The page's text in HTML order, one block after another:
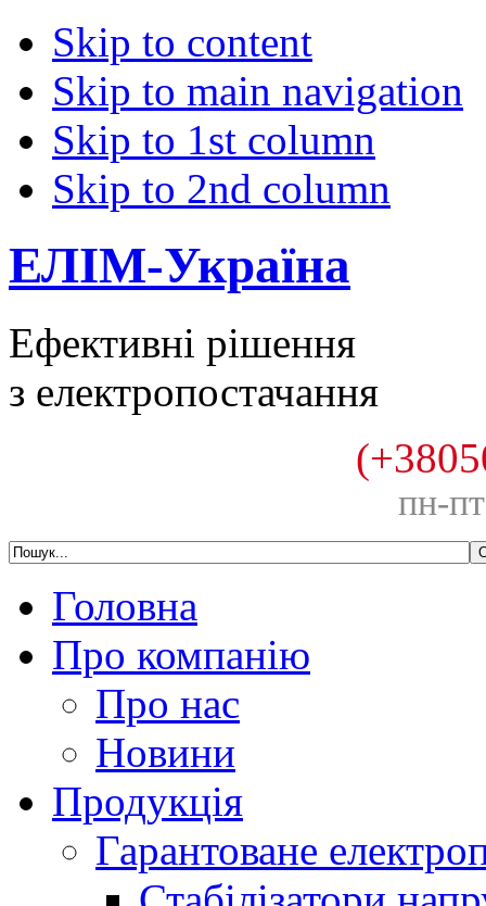
Skip to content
Skip to main navigation
Skip to 1st column
Skip to 2nd column
ЕЛІМ-Україна
Ефективні рішення
з електропостачання
пн-
Головна
Про компанію
Про нас
Новини
Продукція
Гарантоване